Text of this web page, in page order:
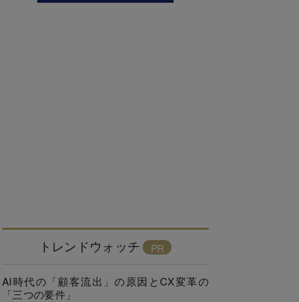
トレンドウォッチ
AI時代の「顧客流出」の原因とCX変革の
「三つの要件」